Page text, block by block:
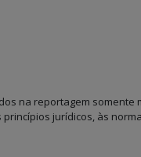
na reportagem somente
jurídicos, às